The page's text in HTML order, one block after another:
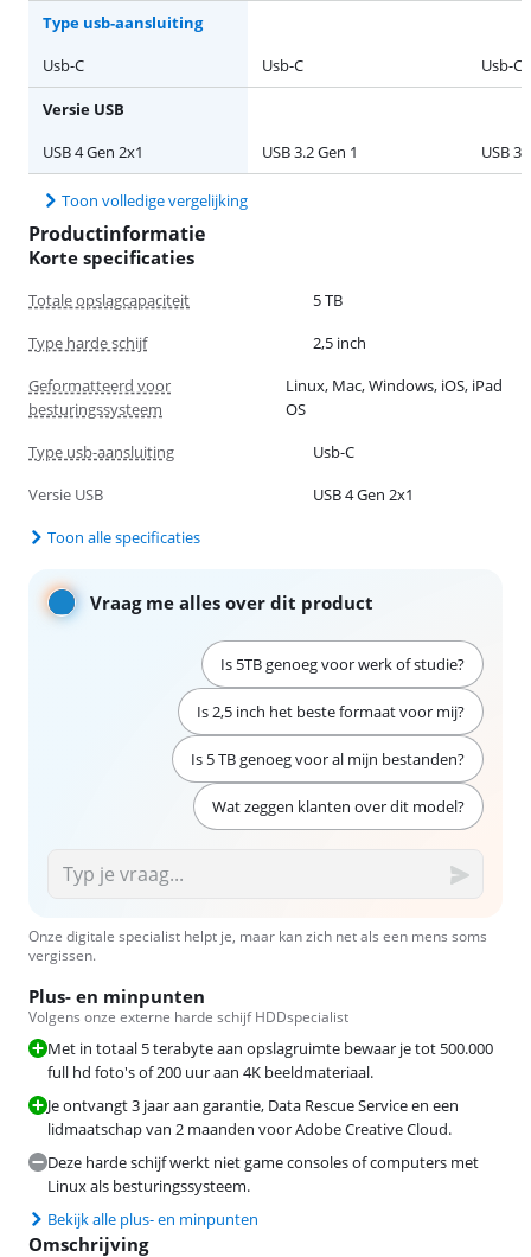
Type usb-aansluiting
Usb-C
Usb-C Usb-C
Versie USB
USB 4 Gen 2x1
USB 3.2 Gen 1 USB
Toon volledige vergelijking
Productinformatie
Korte specificaties
Totale opslagcapaciteit
5 TB
Type harde schijf
2,5 inch
Geformatteerd voor
besturingssysteem
Linux, Mac, Windows, iOS, iPad
OS
Type usb-aansluiting
Usb-C
Versie USB
USB 4 Gen 2x1
Toon alle specificaties
Vraag me alles over dit product
Is 5TB genoeg voor werk of studie?
Is 2,5 inch het beste formaat voor mij?
Is 5 TB genoeg voor al mijn bestanden?
Wat zeggen klanten over dit model?
Onze digitale specialist helpt je, maar kan zich net als een mens soms
vergissen.
Plus- en minpunten
Volgens onze externe harde schijf HDDspecialist
Met in totaal 5 terabyte aan opslagruimte bewaar je tot 500.000
full hd foto's of 200 uur aan 4K beeldmateriaal.
Je ontvangt 3 jaar aan garantie, Data Rescue Service en een
lidmaatschap van 2 maanden voor Adobe Creative Cloud.
Deze harde schijf werkt niet game consoles of computers met
Linux als besturingssysteem.
Bekijk alle plus- en minpunten
Omschrijving